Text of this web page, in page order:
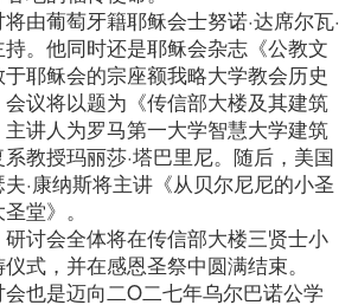
由葡萄牙籍耶稣会士努诺·达席尔瓦·
。他同时还是耶稣会杂志《公教文
耶稣会的宗座额我略大学教会历史
议将以题为《传信部大楼及其建筑
讲人为罗马第一大学智慧大学建筑
教授玛丽莎·塔巴里尼。随后，美国
·康纳斯将主讲《从贝尔尼尼的小圣
堂》。
讨会全体将在传信部大楼三贤士小
式，并在感恩圣祭中圆满结束。
也是迈向二O二七年乌尔巴诺公学